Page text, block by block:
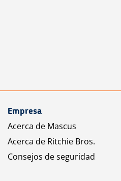
Empresa
Acerca de Mascus
Acerca de Ritchie Bros.
Consejos de seguridad